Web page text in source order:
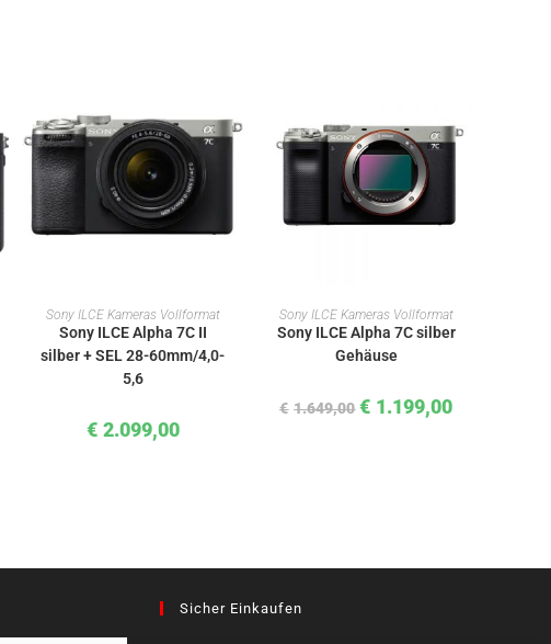
IN DEN WARENKORB
Sony ILCE Kameras Vollformat
Sony ILCE Alpha 7C II
silber + SEL 28-60mm/4,0-
5,6
€ 2.099,00
IN DEN WARENKORB
Sony ILCE Kameras Vollformat
Sony ILCE Alpha 7C silber
Gehäuse
€ 1.649,00 € 1.199,00
Sicher Einkaufen